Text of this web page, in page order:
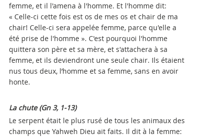
femme, et il l'amena à l'homme. Et l'homme dit:
« Celle-ci cette fois est os de mes os et chair de ma
chair! Celle-ci sera appelée femme, parce qu'elle a
été prise de l'homme ». C'est pourquoi l'homme
quittera son père et sa mère, et s'attachera à sa
femme, et ils deviendront une seule chair. Ils étaient
nus tous deux, l’homme et sa femme, sans en avoir
honte.
La chute (Gn 3, 1-13)
Le serpent était le plus rusé de tous les animaux des
champs que Yahweh Dieu ait faits. Il dit à la femme: